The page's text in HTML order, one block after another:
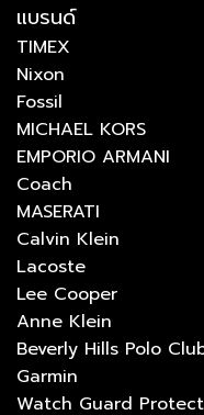
แบรนด์
TIMEX
Nixon
Fossil
MICHAEL KORS
EMPORIO ARMANI
Coach
MASERATI
Calvin Klein
Lacoste
Lee Cooper
Anne Klein
Beverly Hills Polo
Garmin
Watch Guard